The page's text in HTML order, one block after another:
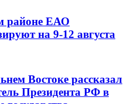
районе ЕАО
на 9-12 августа
Востоке рассказал
Президента РФ в